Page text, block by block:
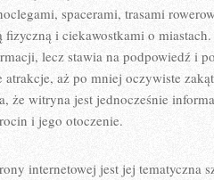
spacerami, trasami
i ciekawostkami o
lecz stawia na podpowiedź i
aż po mniej oczywiste
że witryna jest jednocześnie
i jego otoczenie.
internetowej jest jej tematyczna